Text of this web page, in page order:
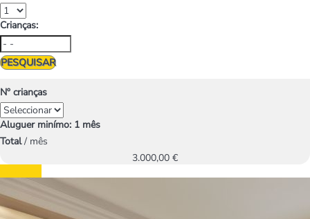
Crianças:
PESQUISAR
Nº crianças
Aluguer minímo: 1 mês
Total / mês
3.000,00 €